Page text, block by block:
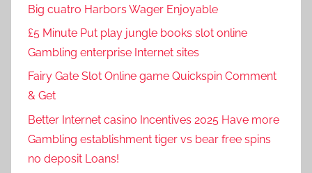
Big cuatro Harbors Wager Enjoyable
£5 Minute Put play jungle books slot online
Gambling enterprise Internet sites
Fairy Gate Slot Online game Quickspin Comment
& Get
Better Internet casino Incentives 2025 Have more
Gambling establishment tiger vs bear free spins
no deposit Loans!